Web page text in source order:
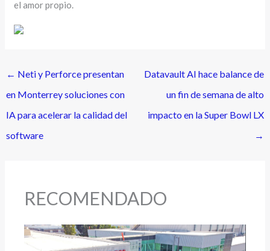
el amor propio.
← Neti y Perforce presentan
en Monterrey soluciones con
IA para acelerar la calidad del
software
Datavault AI hace balance de
un fin de semana de alto
impacto en la Super Bowl LX
→
RECOMENDADO